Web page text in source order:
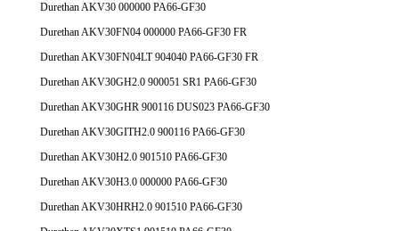
Durethan AKV30 000000 PA66-GF30
Durethan AKV30FN04 000000 PA66-GF30 FR
Durethan AKV30FN04LT 904040 PA66-GF30 FR
Durethan AKV30GH2.0 900051 SR1 PA66-GF30
Durethan AKV30GHR 900116 DUS023 PA66-GF30
Durethan AKV30GITH2.0 900116 PA66-GF30
Durethan AKV30H2.0 901510 PA66-GF30
Durethan AKV30H3.0 000000 PA66-GF30
Durethan AKV30HRH2.0 901510 PA66-GF30